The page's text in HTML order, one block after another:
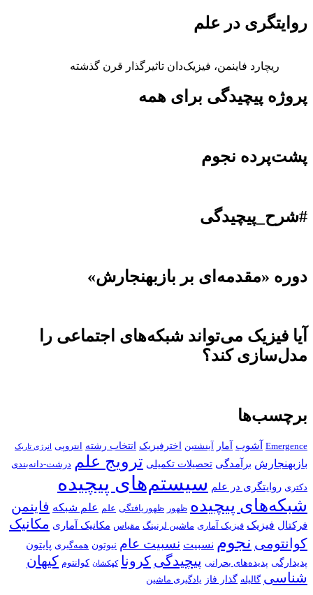
روایتگری در علم
ریچارد فاینمن، فیزیک‌دان تاثیرگذار قرن گذشته
پروژه پیچیدگی برای همه
پشت‌پرده نجوم
#شرح_پیچیدگی
دوره «مقدمه‌ای بر بازبهنجارش»
آیا فیزیک می‌تواند شبکه‌های اجتماعی را
مدل‌سازی کند؟
برچسب‌ها
Emergence آشوب آمار آینشتین اخترفیزیک انتخاب رشته انتروپی انرژی تاریک
بازبهنجارش برآمدگی تحصیلات تکمیلی ترویج علم درشت-دانه‌بندی
دکتری روایتگری در علم سیستم‌های پیچیده
شبکه‌های پیچیده ظهور ظهوریافتگی علم علم شبکه فاینمن
فرکتال فیزیک فیزیک آماری ماشین لرنینگ مقیاس مکانیک آماری مکانیک
کوانتومی نجوم نسبیت نسبیت عام نیوتون همه‌گیری پایتون
پدیدارگی پدیده‌های بحرانی پیچیدگی کرونا کهکشان کوانتوم کیهان
شناسی گالیله گذار فاز یادگیری ماشین